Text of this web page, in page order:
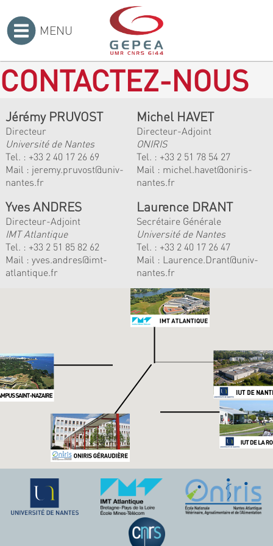
MENU
CONTACTEZ-NOUS
Jérémy PRUVOST
Directeur
Université de Nantes
Tel. : +33 2 40 17 26 69
Mail : jeremy.pruvost@univ-
nantes.fr
Michel HAVET
Directeur-Adjoint
ONIRIS
Tel. : +33 2 51 78 54 27
Mail : michel.havet@oniris-
nantes.fr
Yves ANDRES
Directeur-Adjoint
IMT Atlantique
Tel. : +33 2 51 85 82 62
Mail : yves.andres@imt-
atlantique.fr
Laurence DRANT
Secrétaire Générale
Université de Nantes
Tel. : +33 2 40 17 26 47
Mail : Laurence.Drant@univ-
nantes.fr